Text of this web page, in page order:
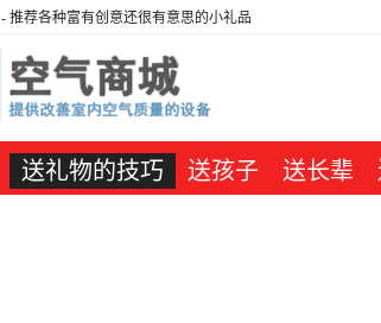
- 推荐各种富有创意还很有意思的小礼品
送礼物的技巧 送孩子 送长辈